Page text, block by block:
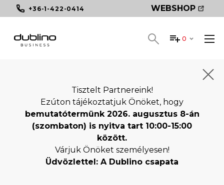
+36-1-422-0414 WEBSHOP
0
Tisztelt Partnereink!
Ezúton tájékoztatjuk Önöket, hogy
bemutatótermünk 2026. augusztus 8-án
(szombaton) is nyitva tart 10:00-15:00
között.
Várjuk Önöket személyesen!
Üdvözlettel: A Dublino csapata